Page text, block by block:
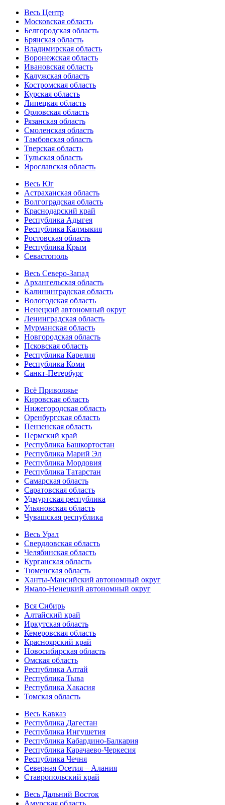
Весь Центр
Московская область
Белгородская область
Брянская область
Владимирская область
Воронежская область
Ивановская область
Калужская область
Костромская область
Курская область
Липецкая область
Орловская область
Рязанская область
Смоленская область
Тамбовская область
Тверская область
Тульская область
Ярославская область
Весь Юг
Астраханская область
Волгоградская область
Краснодарский край
Республика Адыгея
Республика Калмыкия
Ростовская область
Республика Крым
Севастополь
Весь Северо-Запад
Архангельская область
Калининградская область
Вологодская область
Ненецкий автономный округ
Ленинградская область
Мурманская область
Новгородская область
Псковская область
Республика Карелия
Республика Коми
Санкт-Петербург
Всё Приволжье
Кировская область
Нижегородская область
Оренбургская область
Пензенская область
Пермский край
Республика Башкортостан
Республика Марий Эл
Республика Мордовия
Республика Татарстан
Самарская область
Саратовская область
Удмуртская республика
Ульяновская область
Чувашская республика
Весь Урал
Свердловская область
Челябинская область
Курганская область
Тюменская область
Ханты-Мансийский автономный округ
Ямало-Ненецкий автономный округ
Вся Сибирь
Алтайский край
Иркутская область
Кемеровская область
Красноярский край
Новосибирская область
Омская область
Республика Алтай
Республика Тыва
Республика Хакасия
Томская область
Весь Кавказ
Республика Дагестан
Республика Ингушетия
Республика Кабардино-Балкария
Республика Карачаево-Черкесия
Республика Чечня
Северная Осетия – Алания
Ставропольский край
Весь Дальний Восток
Амурская область